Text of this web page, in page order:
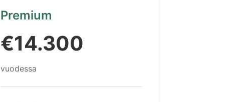
Premium
€14.300
vuodessa